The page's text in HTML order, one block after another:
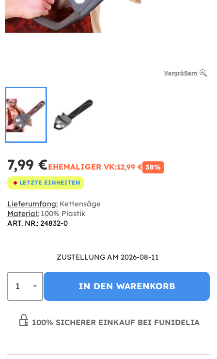
Vergrößern
7,99 €EHEMALIGER VK:12,99 € 38%
LETZTE EINHEITEN
Lieferumfang: Kettensäge
Material: 100% Plastik
ART. NR.: 24832-0
ZUSTELLUNG AM 2026-08-11
IN DEN WARENKORB
100% SICHERER EINKAUF BEI FUNIDELIA